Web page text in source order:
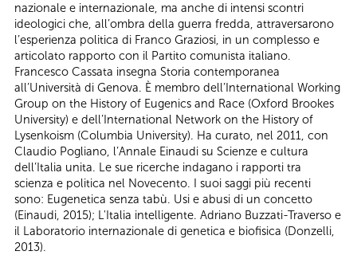
nazionale e internazionale, ma anche di intensi scontri
ideologici che, all’ombra della guerra fredda, attraversarono
l’esperienza politica di Franco Graziosi, in un complesso e
articolato rapporto con il Partito comunista italiano.
Francesco Cassata insegna Storia contemporanea
all’Università di Genova. È membro dell’International Working
Group on the History of Eugenics and Race (Oxford Brookes
University) e dell’International Network on the History of
Lysenkoism (Columbia University). Ha curato, nel 2011, con
Claudio Pogliano, l’Annale Einaudi su Scienze e cultura
dell’Italia unita. Le sue ricerche indagano i rapporti tra
scienza e politica nel Novecento. I suoi saggi più recenti
sono: Eugenetica senza tabù. Usi e abusi di un concetto
(Einaudi, 2015); L'Italia intelligente. Adriano Buzzati-Traverso e
il Laboratorio internazionale di genetica e biofisica (Donzelli,
2013).